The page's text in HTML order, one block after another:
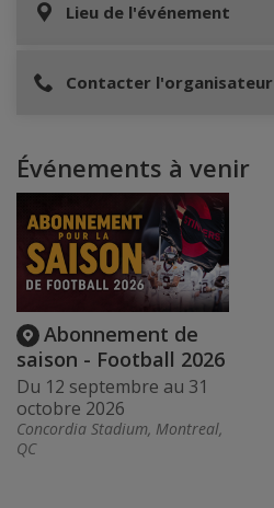
Lieu de l'événement
Contacter l'organisateur
Événements à venir
Abonnement de
saison - Football 2026
Du 12 septembre au 31
octobre 2026
Concordia Stadium, Montreal,
QC